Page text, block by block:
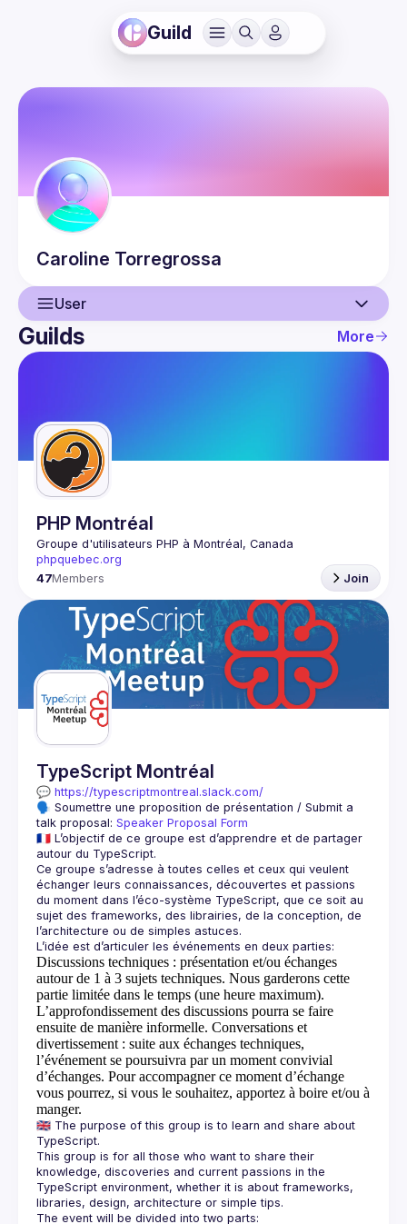
Guild
Caroline Torregrossa
User
User
Guilds
Guilds More
PHP Montréal
Groupe d'utilisateurs PHP à Montréal, Canada
phpquebec.org
47Members Join
TypeScript Montréal
💬 https://typescriptmontreal.slack.com/
🗣️ Soumettre une proposition de présentation / Submit a
talk proposal: Speaker Proposal Form
🇫🇷 L’objectif de ce groupe est d’apprendre et de partager
Ce groupe s’adresse à toutes celles et ceux qui veulent
échanger leurs connaissances, découvertes et passions
du moment dans l’éco-système TypeScript, que ce soit au
sujet des frameworks, des librairies, de la conception, de
Discussions techniques : présentation et/ou échanges
autour de 1 à 3 sujets techniques. Nous garderons cette
partie limitée dans le temps (une heure maximum).
L’approfondissement des discussions pourra se faire
ensuite de manière informelle. Conversations et
divertissement : suite aux échanges techniques,
l’événement se poursuivra par un moment convivial
d’échanges. Pour accompagner ce moment d’échange
vous pourrez, si vous le souhaitez, apportez à boire et/ou à
manger.
🇬🇧 The purpose of this group is to learn and share about
This group is for all those who want to share their
knowledge, discoveries and current passions in the
TypeScript environment, whether it is about frameworks,